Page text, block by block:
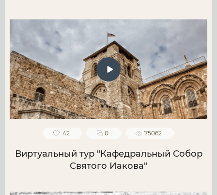
42 0 75062
Виртуальный тур "Кафедральный Собор
Святого Иакова"